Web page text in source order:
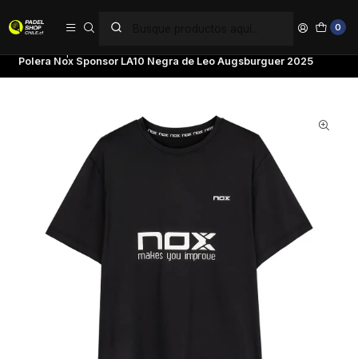
0
Polera Nox Sponsor LA10 Negra de Leo Augsburguer 2025